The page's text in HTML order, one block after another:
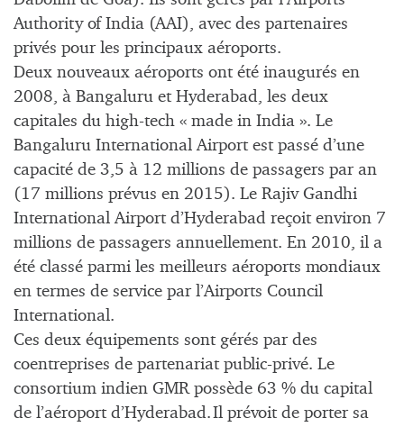
Authority of India (AAI), avec des partenaires
privés pour les principaux aéroports.
Deux nouveaux aéroports ont été inaugurés en
2008, à Bangaluru et Hyderabad, les deux
capitales du high-tech « made in India ». Le
Bangaluru International Airport est passé d’une
capacité de 3,5 à 12 millions de passagers par an
(17 millions prévus en 2015). Le Rajiv Gandhi
International Airport d’Hyderabad reçoit environ 7
millions de passagers annuellement. En 2010, il a
été classé parmi les meilleurs aéroports mondiaux
en termes de service par l’Airports Council
International.
Ces deux équipements sont gérés par des
coentreprises de partenariat public-privé. Le
consortium indien GMR possède 63 % du capital
de l’aéroport d’Hyderabad. Il prévoit de porter sa